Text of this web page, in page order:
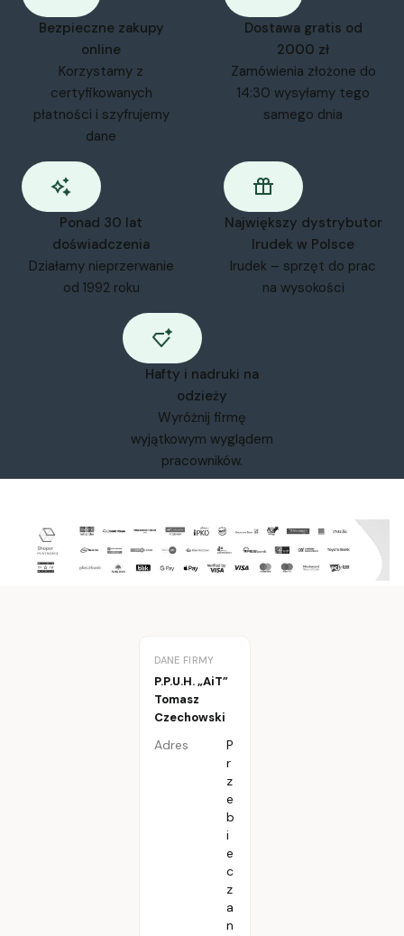
Bezpieczne zakupy
online
Korzystamy z
certyfikowanych
płatności i szyfrujemy
dane
Dostawa gratis od
2000 zł
Zamówienia złożone do
14:30 wysyłamy tego
samego dnia
Ponad 30 lat
doświadczenia
Działamy nieprzerwanie
od 1992 roku
Największy dystrybutor
Irudek w Polsce
Irudek – sprzęt do prac
na wysokości
Hafty i nadruki na
odzieży
Wyróżnij firmę
wyjątkowym wyglądem
pracowników.
DANE FIRMY
P.P.U.H. „AiT”
Tomasz
Czechowski
Adres
P
r
z
e
b
i
e
c
z
a
n